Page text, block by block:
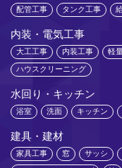
配管工事 タンク工事
内装・電気工事
大工工事 内装工事 軽
ハウスクリーニング
水回り・キッチン
浴室 洗面 キッチン
建具・建材
家具工事 窓 サッシ